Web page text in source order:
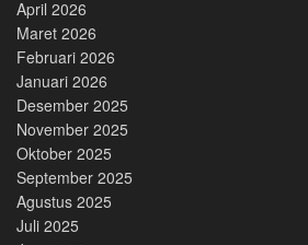
April 2026
Maret 2026
Februari 2026
Januari 2026
Desember 2025
November 2025
Oktober 2025
September 2025
Agustus 2025
Juli 2025